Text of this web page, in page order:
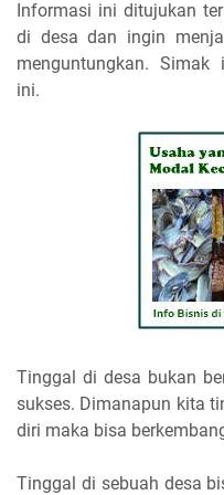
Informasi ini ditujukan
di desa dan ingin
menguntungkan. Simak
ini.
Tinggal di desa bukan
sukses. Dimanapun kita
diri maka bisa
Tinggal di sebuah desa